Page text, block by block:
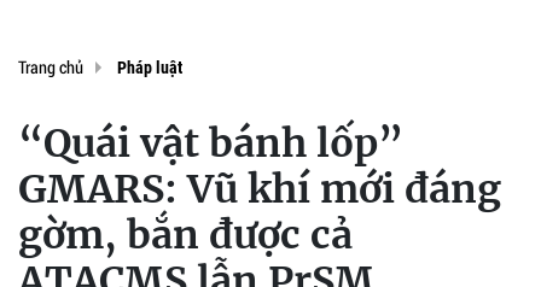
Trang chủ Pháp luật
“Quái vật bánh lốp”
GMARS: Vũ khí mới đáng
gờm, bắn được cả